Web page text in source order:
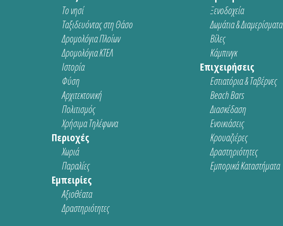
Το νησί
Ταξιδευόντας στη Θάσο
Δρομολόγια Πλοίων
Δρομολόγια ΚΤΕΛ
Ιστορία
Φύση
Αρχιτεκτονική
Πολιτισμός
Χρήσιμα Τηλέφωνα
Περιοχές
Χωριά
Παραλίες
Εμπειρίες
Αξιοθέατα
Δραστηριότητες
Ξενοδοχεία
Δωμάτια & Διαμερίσματα
Βίλες
Κάμπινγκ
Επιχειρήσεις
Εστιατόρια & Ταβέρνες
Beach Bars
Διασκέδαση
Ενοικιάσεις
Κρουαζιέρες
Δραστηριότητες
Εμπορικά Καταστήματα